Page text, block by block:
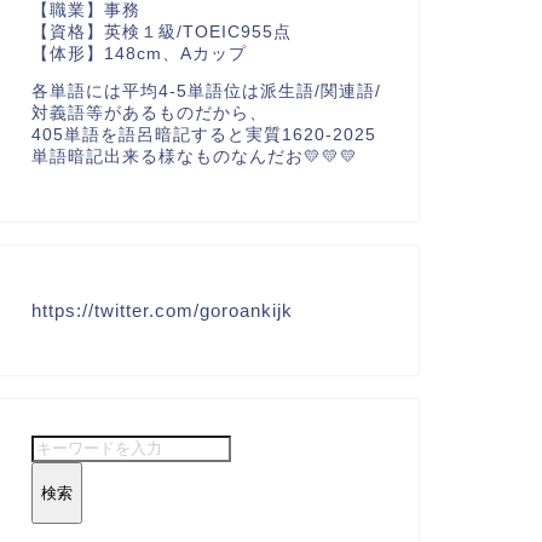
【職業】事務
【資格】英検１級/TOEIC955点
【体形】148cm、Aカップ
各単語には平均4-5単語位は派生語/関連語/
対義語等があるものだから、
405単語を語呂暗記すると実質1620-2025
単語暗記出来る様なものなんだお💛💛💛
https://twitter.com/goroankijk
検索